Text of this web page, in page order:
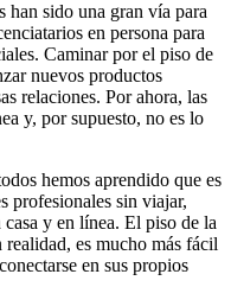
han sido una gran vía para
en persona para
Caminar por el piso de
nuevos productos
relaciones. Por ahora, las
y, por supuesto, no es lo
hemos aprendido que es
profesionales sin viajar,
y en línea. El piso de la
es mucho más fácil
en sus propios